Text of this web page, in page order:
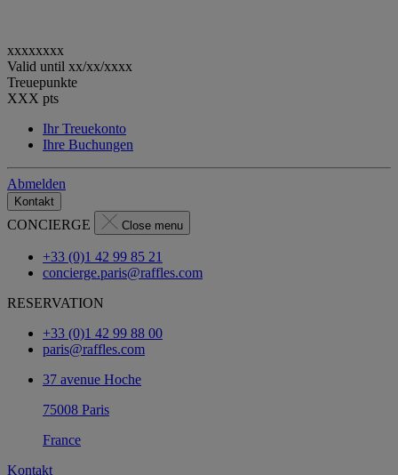
xxxxxxxx
Valid until xx/xx/xxxx
Treuepunkte
XXX pts
Ihr Treuekonto
Ihre Buchungen
Abmelden
Kontakt
CONCIERGE Close menu
+33 (0)1 42 99 85 21
concierge.paris@raffles.com
RESERVATION
+33 (0)1 42 99 88 00
paris@raffles.com
37 avenue Hoche
75008 Paris
France
Kontakt